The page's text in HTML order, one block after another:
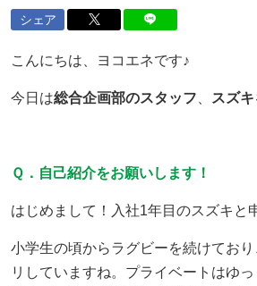
東京ガスの電気
会社案内
採用情報
ヨコエネ公式ブログ
シェア
こんにちは、ヨコエネです♪
今日は総合企画部のスタッフ スズキ
Ｑ．自己紹介をお願いします！
はじめまして！入社1年目のスズキと
小学生の頃からラグビーを続けてお
リしていますね。プライベートはゆ